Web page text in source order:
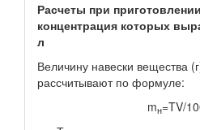
Расчеты при
концентрация которых
л
Величину навески вещества
рассчитывают по формуле:
mн=TV/